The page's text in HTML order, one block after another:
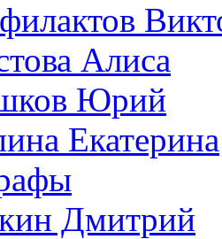
Алиса
Юрий
Екатерина
Дмитрий